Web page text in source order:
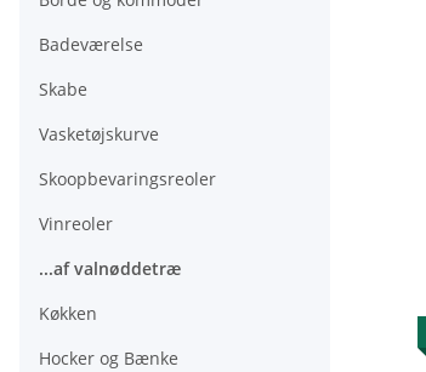
Badeværelse
Skabe
Vasketøjskurve
Skoopbevaringsreoler
Vinreoler
...af valnøddetræ
Køkken
Hocker og Bænke